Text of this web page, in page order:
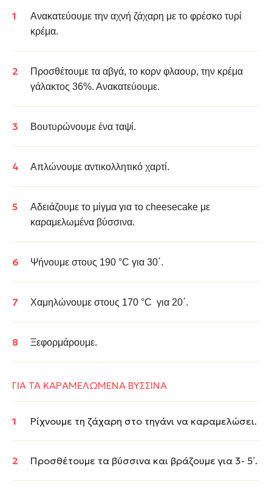
Ανακατεύουμε την αχνή ζάχαρη με το φρέσκο τυρί
κρέμα.
Προσθέτουμε τα αβγά, το κορν φλαουρ, την κρέμα
γάλακτος 36%. Ανακατεύουμε.
Βουτυρώνουμε ένα ταψί.
Απλώνουμε αντικολλητικό χαρτί.
Αδειάζουμε το μίγμα για το cheesecake με
καραμελωμένα βύσσινα.
Ψήνουμε στους 190 °C για 30΄.
Xαμηλώνουμε στους 170 °C για 20΄.
Ξεφορμάρουμε.
ΓΙΑ ΤΑ ΚΑΡΑΜΕΛΩΜΕΝΑ ΒΥΣΣΙΝΑ
Ρίχνουμε τη ζάχαρη στο τηγάνι να καραμελώσει.
Προσθέτουμε τα βύσσινα και βράζουμε για 3- 5΄.